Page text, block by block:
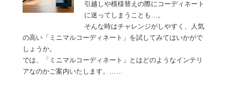
引越しや模様替えの際にコーディネート
に迷ってしまうことも…。
そんな時はチャレンジがしやすく、人気
の高い「ミニマルコーディネート」を試してみてはいかがで
しょうか。
では、「ミニマルコーディネート」とはどのようなインテリ
アなのかご案内いたします。……